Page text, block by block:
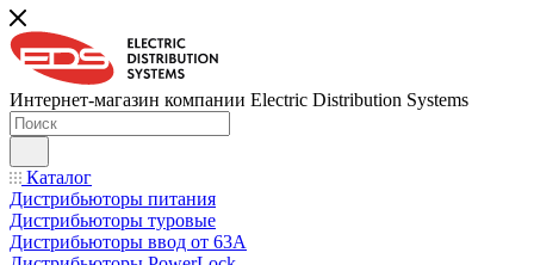
Интернет-магазин компании Electric Distribution Systems
Каталог
Дистрибьюторы питания
Дистрибьюторы туровые
Дистрибьюторы ввод от 63A